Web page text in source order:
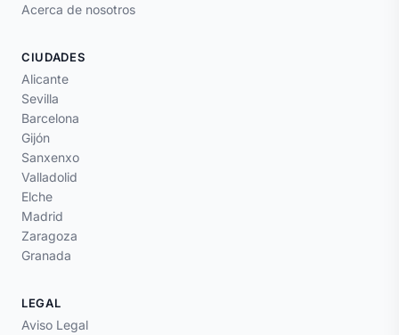
Acerca de nosotros
CIUDADES
Alicante
Sevilla
Barcelona
Gijón
Sanxenxo
Valladolid
Elche
Madrid
Zaragoza
Granada
LEGAL
Aviso Legal